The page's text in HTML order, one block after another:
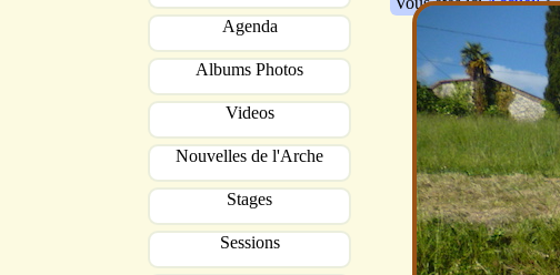
Agenda
Albums Photos
Videos
Nouvelles de l'Arche
Stages
Sessions